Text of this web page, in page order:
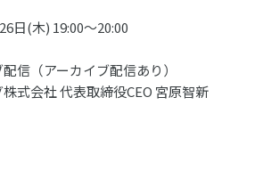
日(木) 19:00〜20:00
信（アーカイブ配信あり）
式会社 代表取締役CEO 宮原智新